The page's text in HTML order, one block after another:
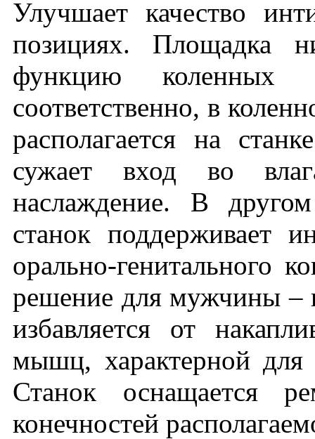
Улучшает качество
позициях. Площадка
функцию коленных
соответственно, в
располагается на
сужает вход во
наслаждение. В
станок поддерживает
орально-генитального
решение для мужчины –
избавляется от
мышц, характерной для
Станок оснащается
конечностей